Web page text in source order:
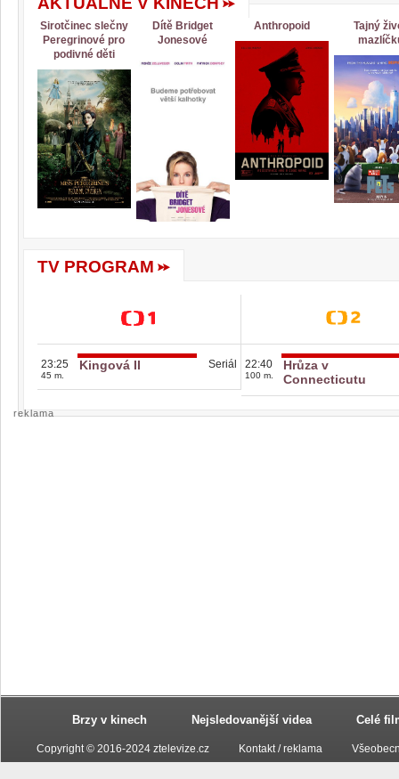
Sirotčinec slečny
Peregrinové pro
podivné děti
Dítě Bridget
Jonesové
Anthropoid
Tajný
TV PROGRAM
23:25
45 m.
Kingová II Seriál 22:40
100 m.
Hrůza v
Connecticutu
reklama
Brzy v kinech Nejsledovanější videa Celé
Copyright © 2016-2024 ztelevize.cz Kontakt / reklama